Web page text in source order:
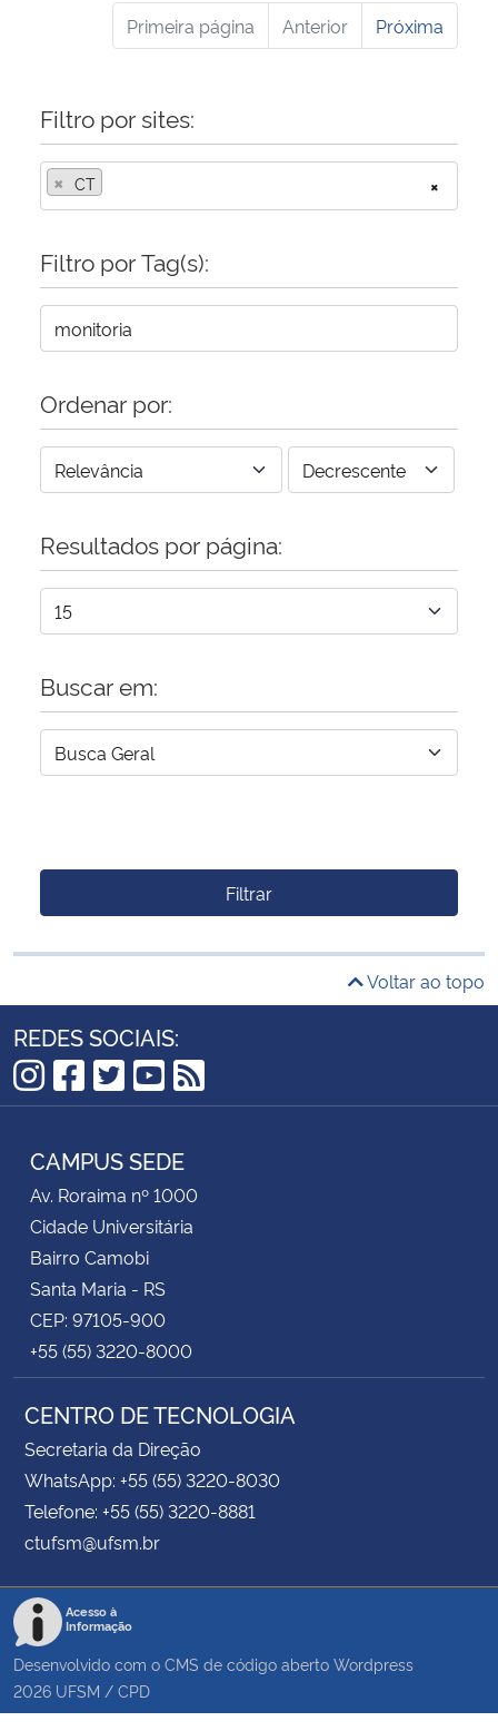
Primeira página Anterior Próxima
Filtro por sites:
×
× CT
Filtro por Tag(s):
Ordenar por:
Resultados por página:
Buscar em:
Filtrar
Voltar ao topo
REDES SOCIAIS:
Instagram
Facebook
Twitter
YouTube
RSS
CAMPUS SEDE
Av. Roraima nº 1000
Cidade Universitária
Bairro Camobi
Santa Maria - RS
CEP: 97105-900
+55 (55) 3220-8000
CENTRO DE TECNOLOGIA
Secretaria da Direção
WhatsApp: +55 (55) 3220-8030
Telefone: +55 (55) 3220-8881
ctufsm@ufsm.br
Acesso à
Informação
Desenvolvido com o CMS de código aberto Wordpress
2026 UFSM / CPD